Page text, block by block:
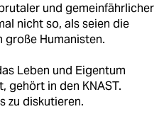
und gemeinfährlicher
nicht so, als seien die
große Humanisten.
Leben und Eigentum
gehört in den KNAST.
zu diskutieren.